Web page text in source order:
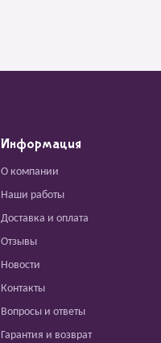
Информация
О компании
Наши работы
Доставка и оплата
Отзывы
Новости
Контакты
Вопросы и ответы
Гарантия и возврат